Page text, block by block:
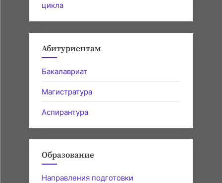
цикла
Абитуриентам
Бакалавриат
Магистратура
Аспирантура
Образование
Направления подготовки